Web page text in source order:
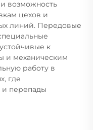
возможность
цехов и
линий. Передовые
к
и механическим
работу в
где
и перепады